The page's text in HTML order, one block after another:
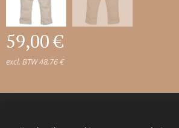
59,00€
excl. BTW 48,76 €